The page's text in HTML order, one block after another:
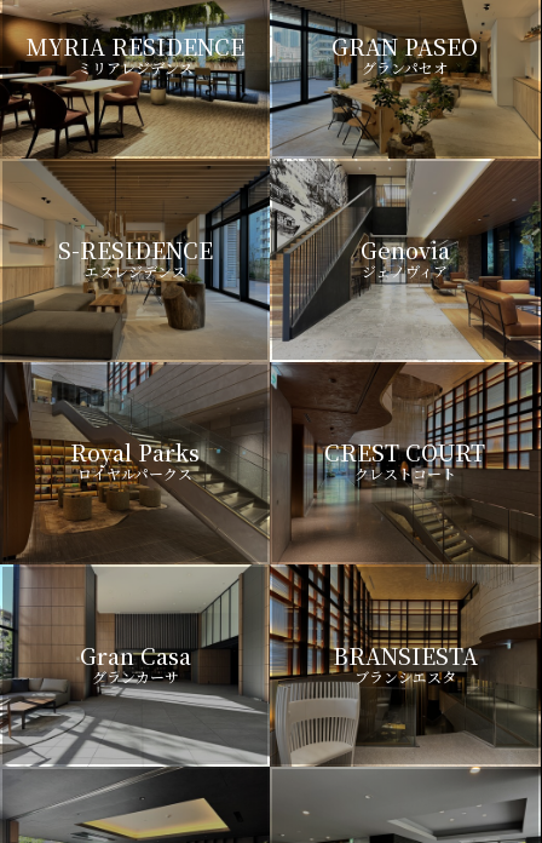
MYRIA RESIDENCE
ミリアレジデンス
GRAN PASEO
グランパセオ
S-RESIDENCE
エスレジデンス
Genovia
ジェノヴィア
Royal Parks
ロイヤルパークス
CREST COURT
クレストコート
Gran Casa
グランカーサ
BRANSIESTA
ブランシエスタ